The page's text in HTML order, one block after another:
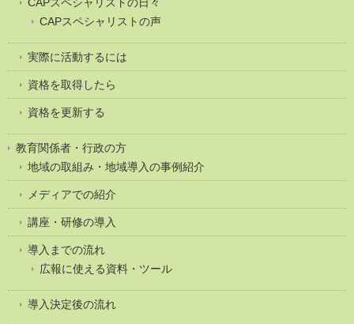
CAPスペシャリストの声
実際に活動するには
資格を取得したら
資格を更新する
教育関係者・行政の方
地域の取組み・地域導入の事例紹介
メディアでの紹介
講座・研修の導入
導入までの流れ
広報に使える資料・ツール
導入決定後の流れ